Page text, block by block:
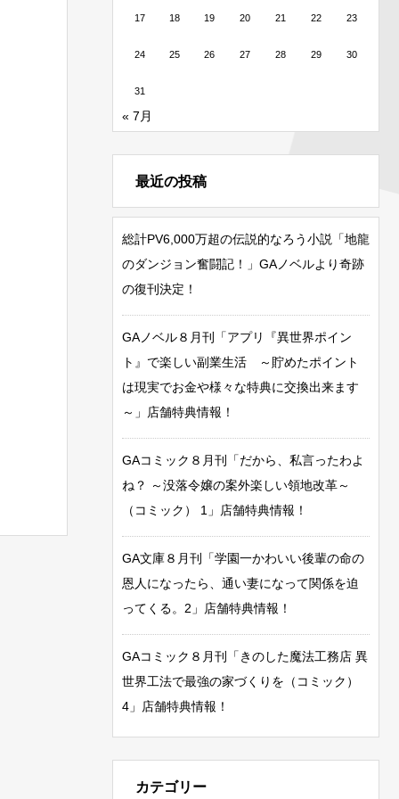
17 18 19 20 21 22 23
24 25 26 27 28 29 30
31
« 7月
最近の投稿
総計PV6,000万超の伝説的なろう小説「地龍
のダンジョン奮闘記！」GAノベルより奇跡
の復刊決定！
GAノベル８月刊「アプリ『異世界ポイン
ト』で楽しい副業生活 ～貯めたポイント
は現実でお金や様々な特典に交換出来ます
～」店舗特典情報！
GAコミック８月刊「だから、私言ったわよ
ね？ ～没落令嬢の案外楽しい領地改革～
（コミック） 1」店舗特典情報！
GA文庫８月刊「学園一かわいい後輩の命の
恩人になったら、通い妻になって関係を迫
ってくる。2」店舗特典情報！
GAコミック８月刊「きのした魔法工務店 異
世界工法で最強の家づくりを（コミック）
4」店舗特典情報！
カテゴリー